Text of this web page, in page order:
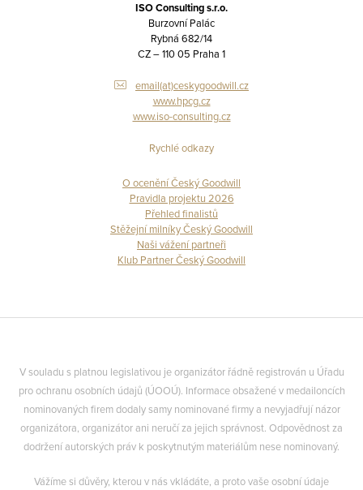
ISO Consulting s.r.o.
Burzovní Palác
Rybná 682/14
CZ – 110 05 Praha 1
email(at)ceskygoodwill.cz
www.hpcg.cz
www.iso-consulting.cz
Rychlé odkazy
O ocenění Český Goodwill
Pravidla projektu 2026
Přehled finalistů
Stěžejní milníky Český Goodwill
Naši vážení partneři
Klub Partner Český Goodwill
V souladu s platnou legislativou je organizátor řádně registrován u Úřadu
pro ochranu osobních údajů (ÚOOÚ). Informace obsažené v medailoncích
nominovaných firem dodaly samy nominované firmy a nevyjadřují názor
organizátora, organizátor ani neručí za jejich správnost. Odpovědnost za
dodržení autorských práv k poskytnutým materiálům nese nominovaný.
Vážíme si důvěry, kterou v nás vkládáte, a proto vaše osobní údaje